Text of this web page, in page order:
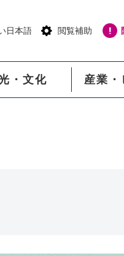
日本語 閲覧補助
・文化 産業・